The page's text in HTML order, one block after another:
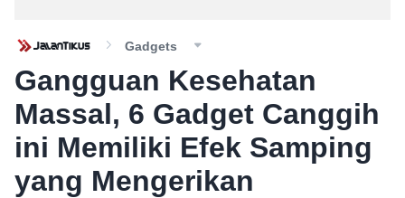
Gadgets
Gangguan Kesehatan
Massal, 6 Gadget Canggih
ini Memiliki Efek Samping
yang Mengerikan